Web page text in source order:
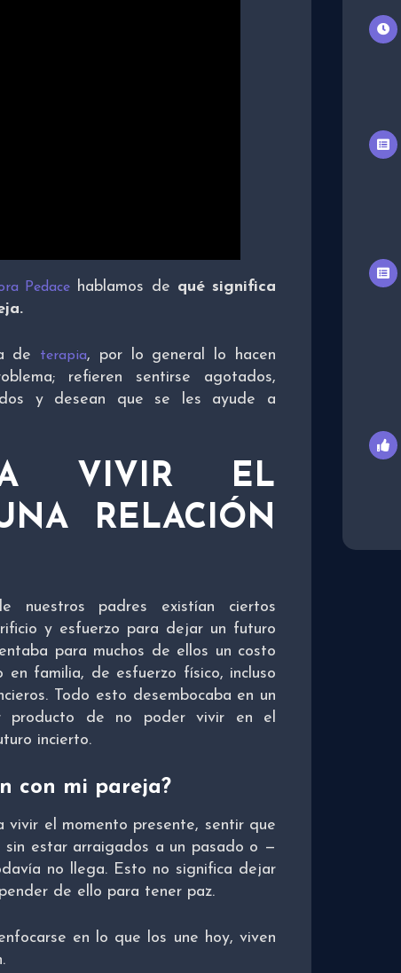
Pedace hablamos de qué significa
de terapia, por lo general lo hacen
refieren sentirse agotados,
y desean que se les ayude a
VIVIR EL
RELACIÓN
nuestros padres existían ciertos
y esfuerzo para dejar un futuro
para muchos de ellos un costo
familia, de esfuerzo físico, incluso
Todo esto desembocaba en un
producto de no poder vivir en el
incierto.
con mi pareja?
vivir el momento presente, sentir que
sin estar arraigados a un pasado o —
no llega. Esto no significa dejar
de ello para tener paz.
en lo que los une hoy, viven